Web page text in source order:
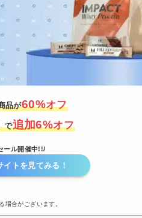
品が60%オフ
で追加6%オフ
ール開催中!!/
トを見てみる！
場合がございます。